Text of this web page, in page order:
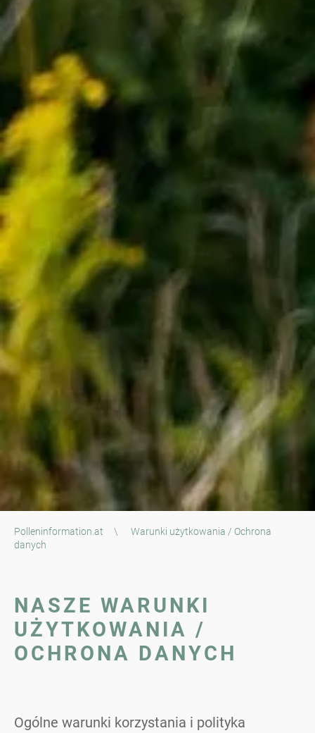
Polleninformation.at \
Warunki użytkowania / Ochrona
danych
NASZE WARUNKI
UŻYTKOWANIA /
OCHRONA DANYCH
Ogólne warunki korzystania i polityka